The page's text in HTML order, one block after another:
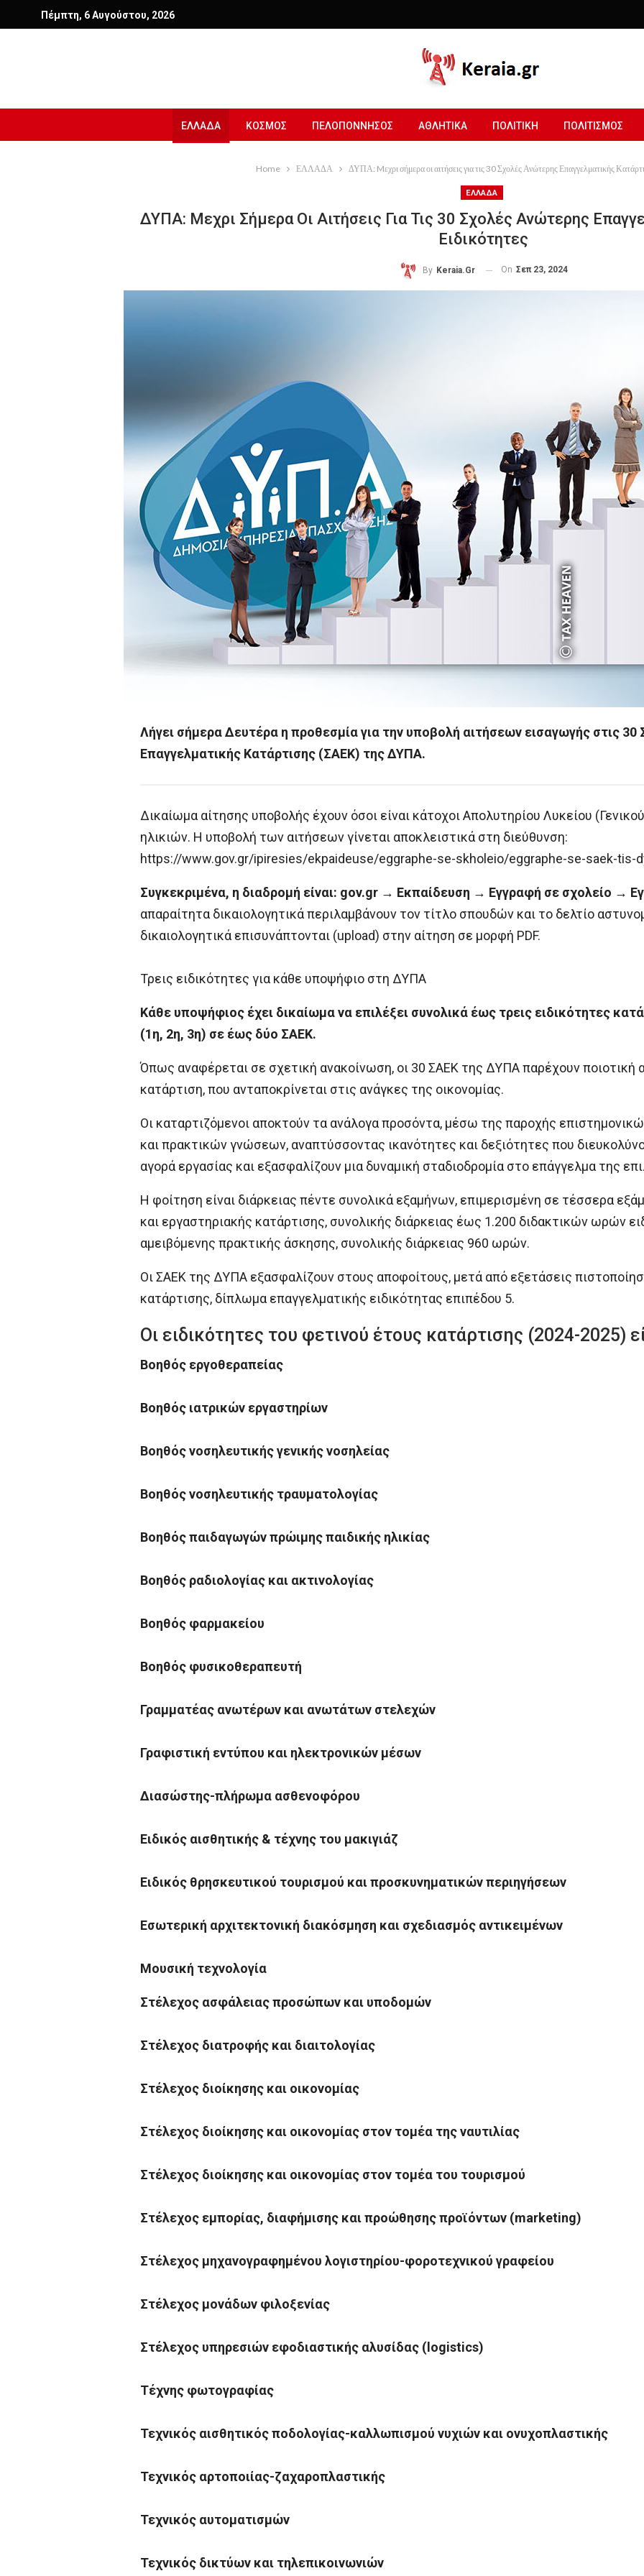
Πέμπτη, 6 Αυγούστου, 2026
ΕΛΛΑΔΑ ΚΟΣΜΟΣ ΠΕΛΟΠΟΝΝΗΣΟΣ ΑΘΛΗΤΙΚΑ ΠΟΛΙΤΙΚΗ ΠΟΛΙΤΙΣΜΟΣ
Home ΕΛΛΑΔΑ ΔΥΠΑ: Mεχρι σήμερα οι αιτήσεις για τις 30 Σχολές Ανώτερης Επαγγελματικής
ΕΛΛΑΔΑ
ΔΥΠΑ: Mεχρι Σήμερα Οι Αιτήσεις Για Τις 30 Σχολές Ανώτερης
Ειδικότητες
By Keraia.gr On Σεπ 23, 2024
Λήγει σήμερα Δευτέρα η προθεσμία για την υποβολή αιτήσεων εισαγωγής στις
Επαγγελματικής Κατάρτισης (ΣΑΕΚ) της ΔΥΠΑ.
Δικαίωμα αίτησης υποβολής έχουν όσοι είναι κάτοχοι Απολυτηρίου Λυκείου
ηλικιών. Η υποβολή των αιτήσεων γίνεται αποκλειστικά στη διεύθυνση:
https://www.gov.gr/ipiresies/ekpaideuse/eggraphe-se-skholeio/eggraphe-se-saek-tis-
Συγκεκριμένα, η διαδρομή είναι: gov.gr → Εκπαίδευση → Εγγραφή σε σχολείο →
απαραίτητα δικαιολογητικά περιλαμβάνουν τον τίτλο σπουδών και το δελτίο
δικαιολογητικά επισυνάπτονται (upload) στην αίτηση σε μορφή PDF.
Τρεις ειδικότητες για κάθε υποψήφιο στη ΔΥΠΑ
Κάθε υποψήφιος έχει δικαίωμα να επιλέξει συνολικά έως τρεις ειδικότητες
(1η, 2η, 3η) σε έως δύο ΣΑΕΚ.
Όπως αναφέρεται σε σχετική ανακοίνωση, οι 30 ΣΑΕΚ της ΔΥΠΑ παρέχουν ποιοτική
κατάρτιση, που ανταποκρίνεται στις ανάγκες της οικονομίας.
Οι καταρτιζόμενοι αποκτούν τα ανάλογα προσόντα, μέσω της παροχής
και πρακτικών γνώσεων, αναπτύσσοντας ικανότητες και δεξιότητες που
αγορά εργασίας και εξασφαλίζουν μια δυναμική σταδιοδρομία στο επάγγελμα της
Η φοίτηση είναι διάρκειας πέντε συνολικά εξαμήνων, επιμερισμένη σε τέσσερα
και εργαστηριακής κατάρτισης, συνολικής διάρκειας έως 1.200 διδακτικών ωρών
αμειβόμενης πρακτικής άσκησης, συνολικής διάρκειας 960 ωρών.
Οι ΣΑΕΚ της ΔΥΠΑ εξασφαλίζουν στους αποφοίτους, μετά από εξετάσεις
κατάρτισης, δίπλωμα επαγγελματικής ειδικότητας επιπέδου 5.
Οι ειδικότητες του φετινού έτους κατάρτισης (2024-2025)
Βοηθός εργοθεραπείας
Βοηθός ιατρικών εργαστηρίων
Βοηθός νοσηλευτικής γενικής νοσηλείας
Βοηθός νοσηλευτικής τραυματολογίας
Βοηθός παιδαγωγών πρώιμης παιδικής ηλικίας
Βοηθός ραδιολογίας και ακτινολογίας
Βοηθός φαρμακείου
Βοηθός φυσικοθεραπευτή
Γραμματέας ανωτέρων και ανωτάτων στελεχών
Γραφιστική εντύπου και ηλεκτρονικών μέσων
Διασώστης-πλήρωμα ασθενοφόρου
Ειδικός αισθητικής & τέχνης του μακιγιάζ
Ειδικός θρησκευτικού τουρισμού και προσκυνηματικών περιηγήσεων
Εσωτερική αρχιτεκτονική διακόσμηση και σχεδιασμός αντικειμένων
Μουσική τεχνολογία
Στέλεχος ασφάλειας προσώπων και υποδομών
Στέλεχος διατροφής και διαιτολoγίας
Στέλεχος διοίκησης και οικονομίας
Στέλεχος διοίκησης και οικονομίας στον τομέα της ναυτιλίας
Στέλεχος διοίκησης και οικονομίας στον τομέα του τουρισμού
Στέλεχος εμπορίας, διαφήμισης και προώθησης προϊόντων (marketing)
Στέλεχος μηχανογραφημένου λογιστηρίου-φοροτεχνικού γραφείου
Στέλεχος μονάδων φιλοξενίας
Στέλεχος υπηρεσιών εφοδιαστικής αλυσίδας (logistics)
Τέχνης φωτογραφίας
Τεχνικός αισθητικός ποδολογίας-καλλωπισμού νυχιών και ονυχοπλαστικής
Τεχνικός αρτοποιίας-ζαχαροπλαστικής
Τεχνικός αυτοματισμών
Τεχνικός δικτύων και τηλεπικοινωνιών